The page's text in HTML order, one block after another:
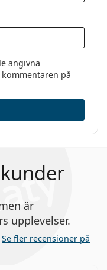
angivna
på
är
upplevelser.
Se fler recensioner på